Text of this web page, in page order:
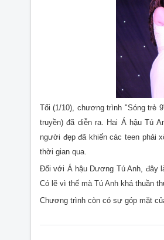
Tối (1/10), chương trình "Sóng trẻ
truyền) đã diễn ra. Hai Á hậu Tú
người đẹp đã khiến các teen phải
thời gian qua.
Đối với Á hậu Dương Tú Anh, đây
Có lẽ vì thế mà Tú Anh khá thuần
Chương trình còn có sự góp mặt